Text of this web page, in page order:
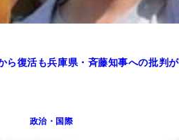
ら復活も兵庫県・斉藤知事への批判が
政治・国際